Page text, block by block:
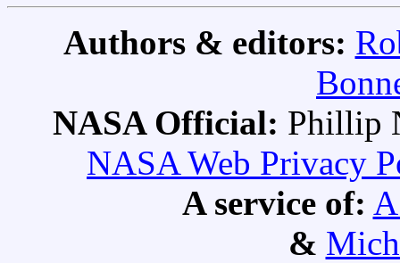
Authors & editors:
NASA Official: Phillip
NASA Web Privacy
A service of:
&